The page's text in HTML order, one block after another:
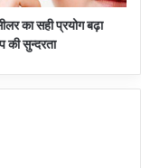
का सही प्रयोग बढ़ा
सुन्दरता